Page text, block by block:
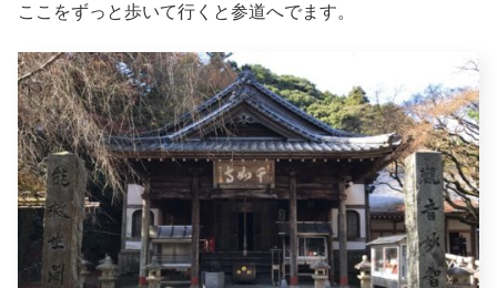
ここをずっと歩いて行くと参道へでます。